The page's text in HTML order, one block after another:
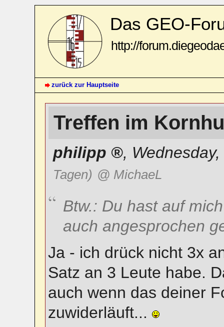
Das GEO-
http://
zurück zur Hauptseite
Treffen im
philipp ,
Tagen) @ MichaeL
Btw.: Du hast auf
auch angesprochen
Ja - ich drück nicht 3x
Satz an 3 Leute habe.
auch wenn das deiner
zuwiderläuft...